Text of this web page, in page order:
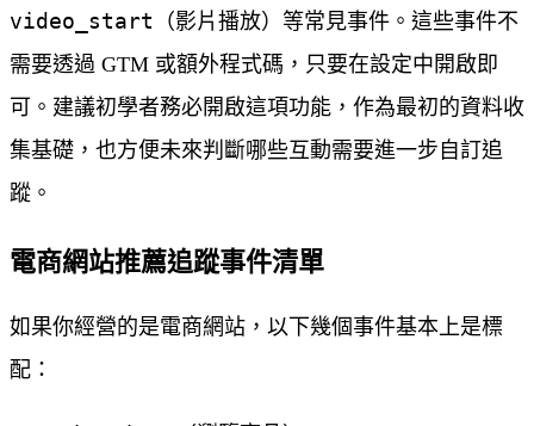
video_start （影片播放）等常見事件。這些事件不
需要透過 GTM 或額外程式碼，只要在設定中開啟即
可。建議初學者務必開啟這項功能，作為最初的資料收
集基礎，也方便未來判斷哪些互動需要進一步自訂追
蹤。
電商網站推薦追蹤事件清單
如果你經營的是電商網站，以下幾個事件基本上是標
配：